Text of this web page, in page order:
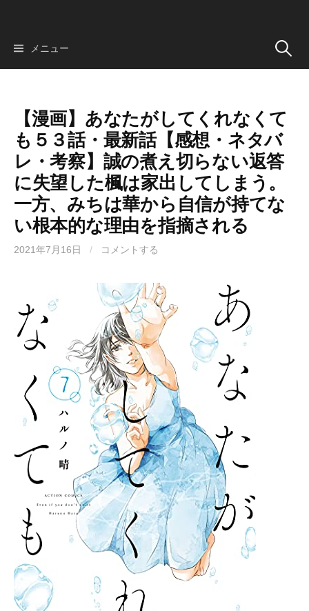
メニュー 検
【漫画】あなたがしてくれなくて
も５３話・最新話【感想・ネタバ
レ・考察】誠の煮え切らない返答
に失望した楓は家出してしまう。
一方、みちは華から自信が持てな
い根本的な理由を指摘される
2021年7月16日 / コメントする